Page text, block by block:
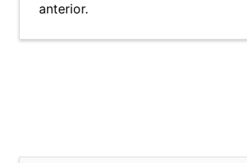
anterior.